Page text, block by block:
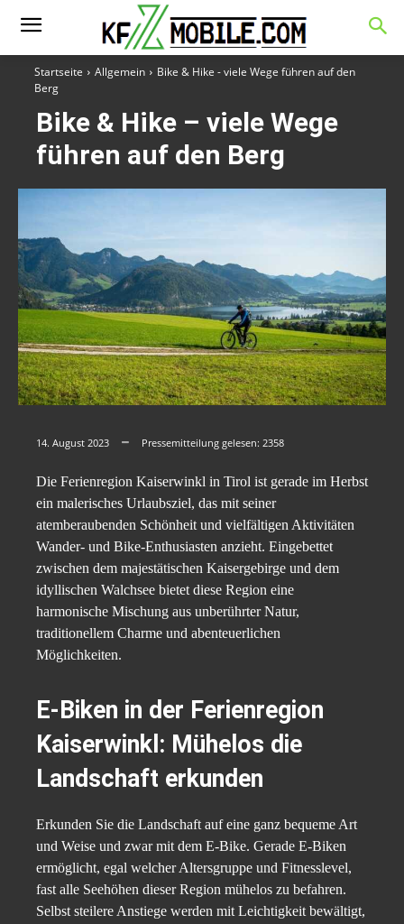
Startseite Allgemein
Bike & Hike - viele Wege führen auf den
Berg
Bike & Hike – viele Wege
führen auf den Berg
14. August 2023 Pressemitteilung gelesen: 2358
Die Ferienregion Kaiserwinkl in Tirol ist gerade im Herbst
ein malerisches Urlaubsziel, das mit seiner
atemberaubenden Schönheit und vielfältigen Aktivitäten
Wander- und Bike-Enthusiasten anzieht. Eingebettet
zwischen dem majestätischen Kaisergebirge und dem
idyllischen Walchsee bietet diese Region eine
harmonische Mischung aus unberührter Natur,
traditionellem Charme und abenteuerlichen
Möglichkeiten.
E-Biken in der Ferienregion
Kaiserwinkl: Mühelos die
Landschaft erkunden
Erkunden Sie die Landschaft auf eine ganz bequeme Art
und Weise und zwar mit dem E-Bike. Gerade E-Biken
ermöglicht, egal welcher Altersgruppe und Fitnesslevel,
fast alle Seehöhen dieser Region mühelos zu befahren.
Selbst steilere Anstiege werden mit Leichtigkeit bewältigt,